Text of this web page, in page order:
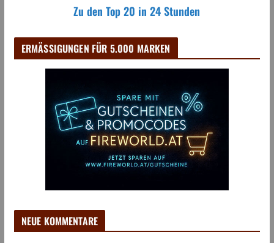
Zu den Top 20 in 24 Stunden
ERMÄSSIGUNGEN FÜR 5.000 MARKEN
NEUE KOMMENTARE